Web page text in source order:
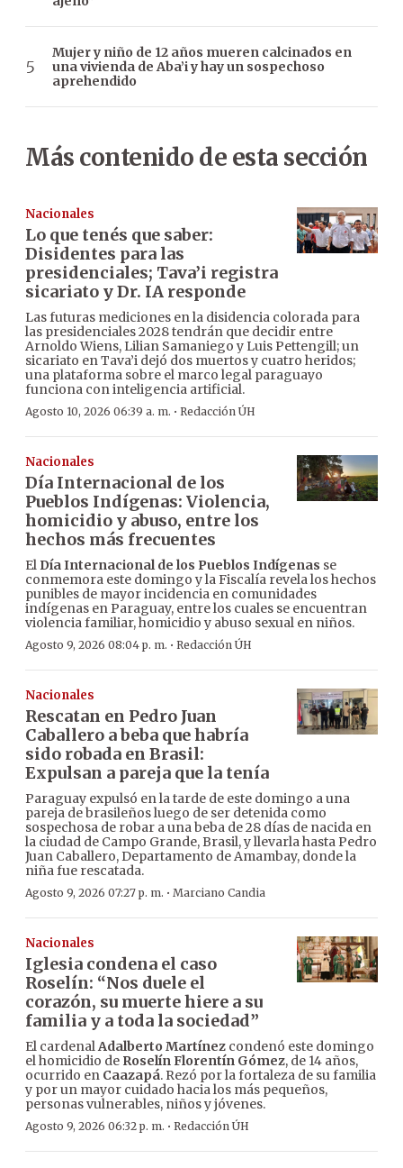
Mujer y niño de 12 años mueren calcinados en
una vivienda de Aba’i y hay un sospechoso
aprehendido
Más contenido de esta sección
Nacionales
Lo que tenés que saber:
Disidentes para las
presidenciales; Tava’i registra
sicariato y Dr. IA responde
Las futuras mediciones en la disidencia colorada para
las presidenciales 2028 tendrán que decidir entre
Arnoldo Wiens, Lilian Samaniego y Luis Pettengill; un
sicariato en Tava’i dejó dos muertos y cuatro heridos;
una plataforma sobre el marco legal paraguayo
funciona con inteligencia artificial.
Agosto 10, 2026 06:39 a. m. · Redacción ÚH
Nacionales
Día Internacional de los
Pueblos Indígenas: Violencia,
homicidio y abuso, entre los
hechos más frecuentes
El Día Internacional de los Pueblos Indígenas se
conmemora este domingo y la Fiscalía revela los hechos
punibles de mayor incidencia en comunidades
indígenas en Paraguay, entre los cuales se encuentran
violencia familiar, homicidio y abuso sexual en niños.
Agosto 9, 2026 08:04 p. m. · Redacción ÚH
Nacionales
Rescatan en Pedro Juan
Caballero a beba que habría
sido robada en Brasil:
Expulsan a pareja que la tenía
Paraguay expulsó en la tarde de este domingo a una
pareja de brasileños luego de ser detenida como
sospechosa de robar a una beba de 28 días de nacida en
la ciudad de Campo Grande, Brasil, y llevarla hasta Pedro
Juan Caballero, Departamento de Amambay, donde la
niña fue rescatada.
Agosto 9, 2026 07:27 p. m. · Marciano Candia
Nacionales
Iglesia condena el caso
Roselín: “Nos duele el
corazón, su muerte hiere a su
familia y a toda la sociedad”
El cardenalAdalberto Martínez condenó este domingo
el homicidio de Roselín Florentín Gómez, de 14 años,
ocurrido en Caazapá. Rezó por la fortaleza de su familia
y por un mayor cuidado hacia los más pequeños,
personas vulnerables, niños y jóvenes.
Agosto 9, 2026 06:32 p. m. · Redacción ÚH